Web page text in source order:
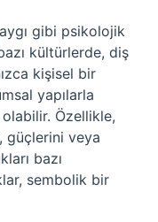
gibi psikolojik
kültürlerde, diş
kişisel bir
yapılarla
Özellikle,
güçlerini veya
bazı
sembolik bir